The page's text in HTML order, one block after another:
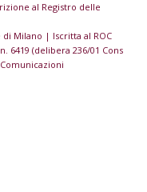
al Registro delle
di Milano | Iscritta al ROC
6419 (delibera 236/01 Cons